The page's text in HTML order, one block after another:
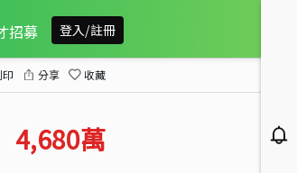
招募 登入/註冊
分享 收藏
4,680萬